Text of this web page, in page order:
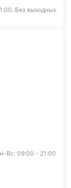
Без выходных
Вс: 09:00 - 21:00